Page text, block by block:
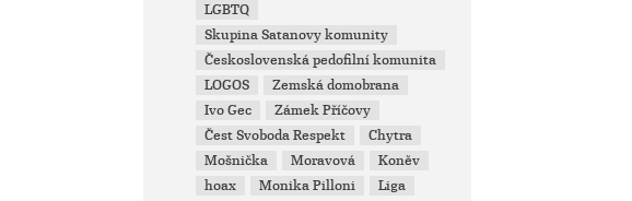
LGBTQ
Skupina Satanovy komunity
Československá pedofilní komunita
LOGOS
Zemská domobrana
Ivo Gec
Zámek Příčovy
Čest Svoboda Respekt
Chytra
Mošnička
Moravová
Koněv
hoax
Monika Pilloni
Liga